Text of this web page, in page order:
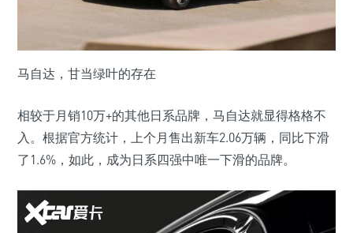
马自达，甘当绿叶的存在
相较于月销10万+的其他日系品牌，马自达就显得格格不
入。根据官方统计，上个月售出新车2.06万辆，同比下滑
了1.6%，如此，成为日系四强中唯一下滑的品牌。